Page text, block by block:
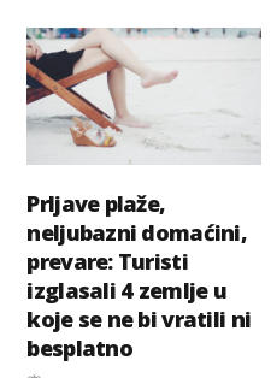
Prljave plaže,
neljubazni domaćini,
prevare: Turisti
izglasali 4 zemlje u
koje se ne bi vratili ni
besplatno